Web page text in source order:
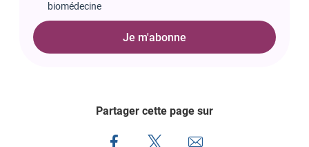
biomédecine
Je m'abonne
Partager cette page sur